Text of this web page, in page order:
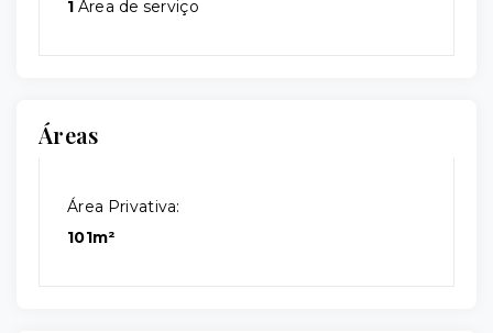
1 Área de serviço
Áreas
Área Privativa:
101m²